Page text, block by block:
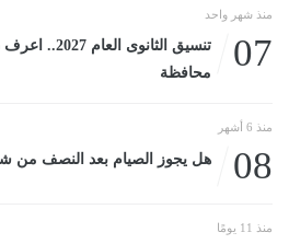
منذ شهر واحد
07
محافظة
منذ 6 أشهر
08 هل يجوز الصيام بعد النصف من
منذ 11 يومًا